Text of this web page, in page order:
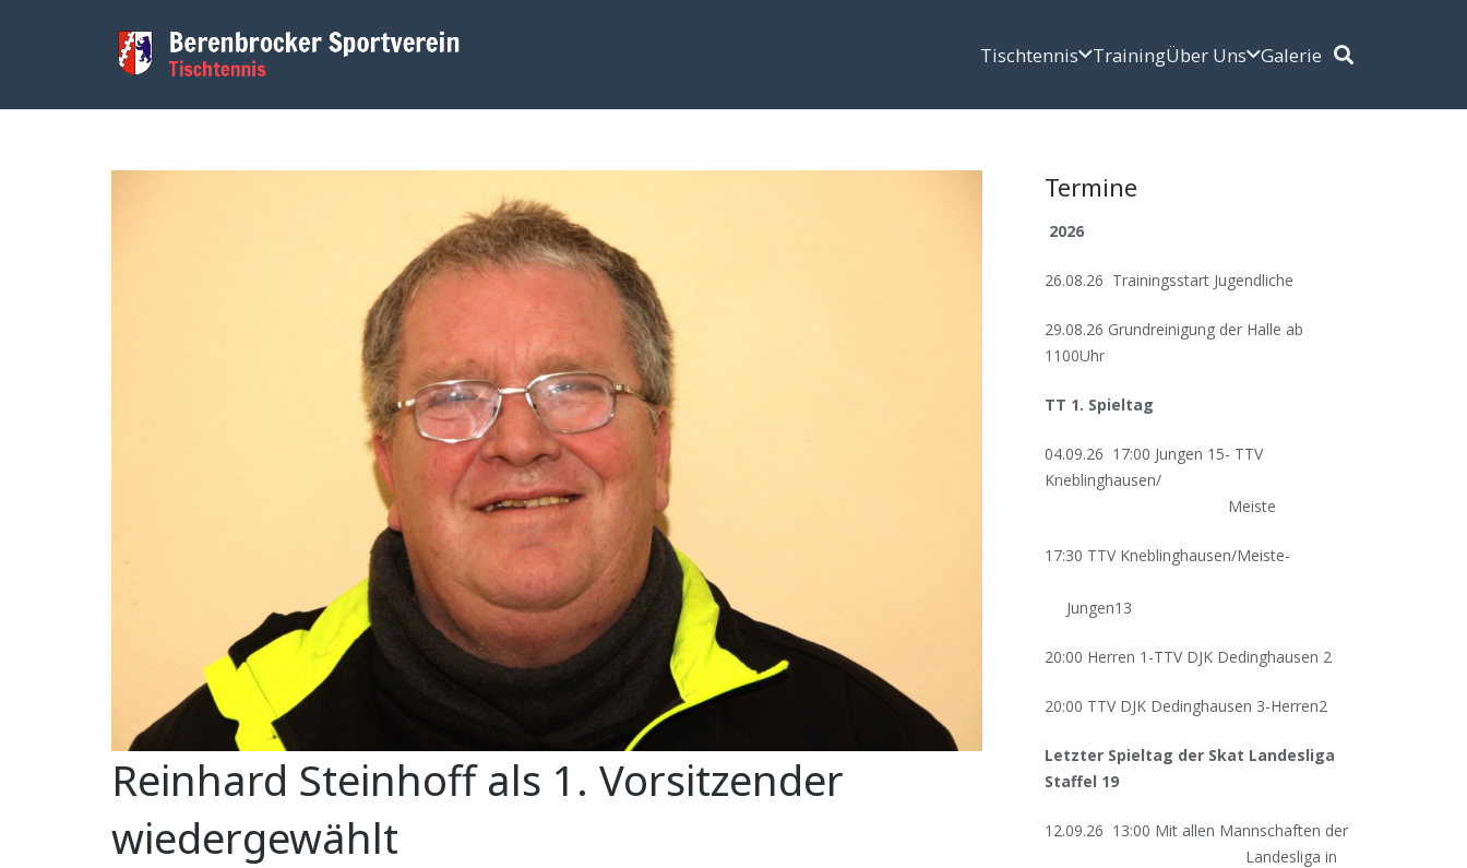
Tischtennis TrainingÜber Uns Galerie
Reinhard Steinhoff als 1. Vorsitzender
wiedergewählt
Termine
2026
26.08.26 Trainingsstart Jugendliche
29.08.26 Grundreinigung der Halle ab
1100Uhr
TT 1. Spieltag
04.09.26 17:00 Jungen 15- TTV
Kneblinghausen/
Meiste
17:30 TTV Kneblinghausen/Meiste-
Jungen13
20:00 Herren 1-TTV DJK Dedinghausen 2
20:00 TTV DJK Dedinghausen 3-Herren2
Letzter Spieltag der Skat Landesliga
Staffel 19
12.09.26 13:00 Mit allen Mannschaften der
Landesliga in